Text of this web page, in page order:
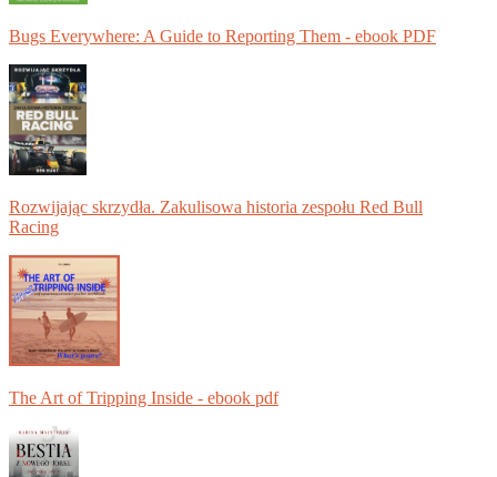
Bugs Everywhere: A Guide to Reporting Them - ebook PDF
Rozwijając skrzydła. Zakulisowa historia zespołu Red Bull
Racing
The Art of Tripping Inside - ebook pdf